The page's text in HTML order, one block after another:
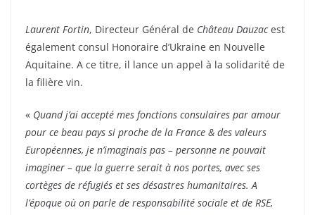
Laurent Fortin, Directeur Général de Château Dauzacest
également consul Honoraire d’Ukraine en Nouvelle
Aquitaine. A ce titre, il lance un appel à la solidarité de
la filière vin.
« Quand j’ai accepté mes fonctions consulaires par amour
pour ce beau pays si proche de la France & des valeurs
Européennes, je n’imaginais pas – personne ne pouvait
imaginer – que la guerre serait à nos portes, avec ses
cortèges de réfugiés et ses désastres humanitaires. A
l’époque où on parle de responsabilité sociale et de RSE,